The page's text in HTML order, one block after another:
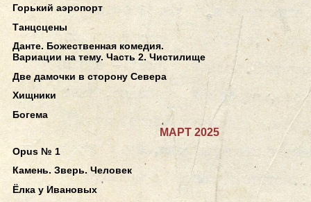
Горький аэропорт
Танцсцены
Данте. Божественная комедия.
Вариации на тему. Часть 2. Чистилище
Две дамочки в сторону Севера
Хищники
Богема
МАРТ 2025
Opus № 1
Камень. Зверь. Человек
Ёлка у Ивановых